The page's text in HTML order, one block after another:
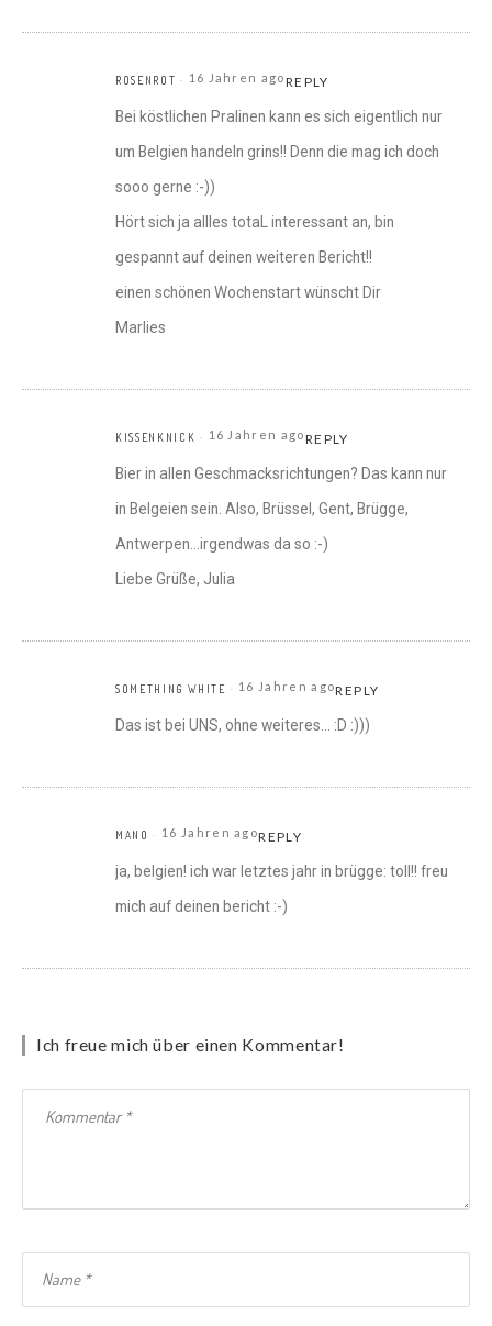
ROSENROT 16 Jahren agoREPLY
Bei köstlichen Pralinen kann es sich eigentlich nur
um Belgien handeln grins!! Denn die mag ich doch
sooo gerne :-))
Hört sich ja allles totaL interessant an, bin
gespannt auf deinen weiteren Bericht!!
einen schönen Wochenstart wünscht Dir
Marlies
KISSENKNICK 16 Jahren agoREPLY
Bier in allen Geschmacksrichtungen? Das kann nur
in Belgeien sein. Also, Brüssel, Gent, Brügge,
Antwerpen…irgendwas da so :-)
Liebe Grüße, Julia
SOMETHING WHITE 16 Jahren agoREPLY
Das ist bei UNS, ohne weiteres… :D :)))
MANO 16 Jahren agoREPLY
ja, belgien! ich war letztes jahr in brügge: toll!! freu
mich auf deinen bericht :-)
Ich freue mich über einen Kommentar!